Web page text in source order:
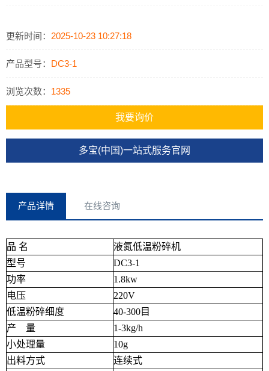
更新时间： 2025-10-23 10:27:18
产品型号： DC3-1
浏览次数： 1335
我要询价
多宝(中国)一站式服务官网
产品详情 在线咨询
品 名
液氮低温粉碎机
型号
DC3-1
功率
1.8kw
电压
220V
低温粉碎细度
40-300目
产 量
1-3kg/h
小处理量
10g
出料方式
连续式